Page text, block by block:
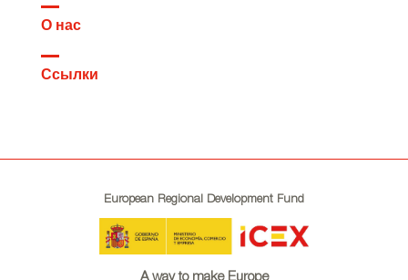
О нас
Ссылки
European Regional Development Fund